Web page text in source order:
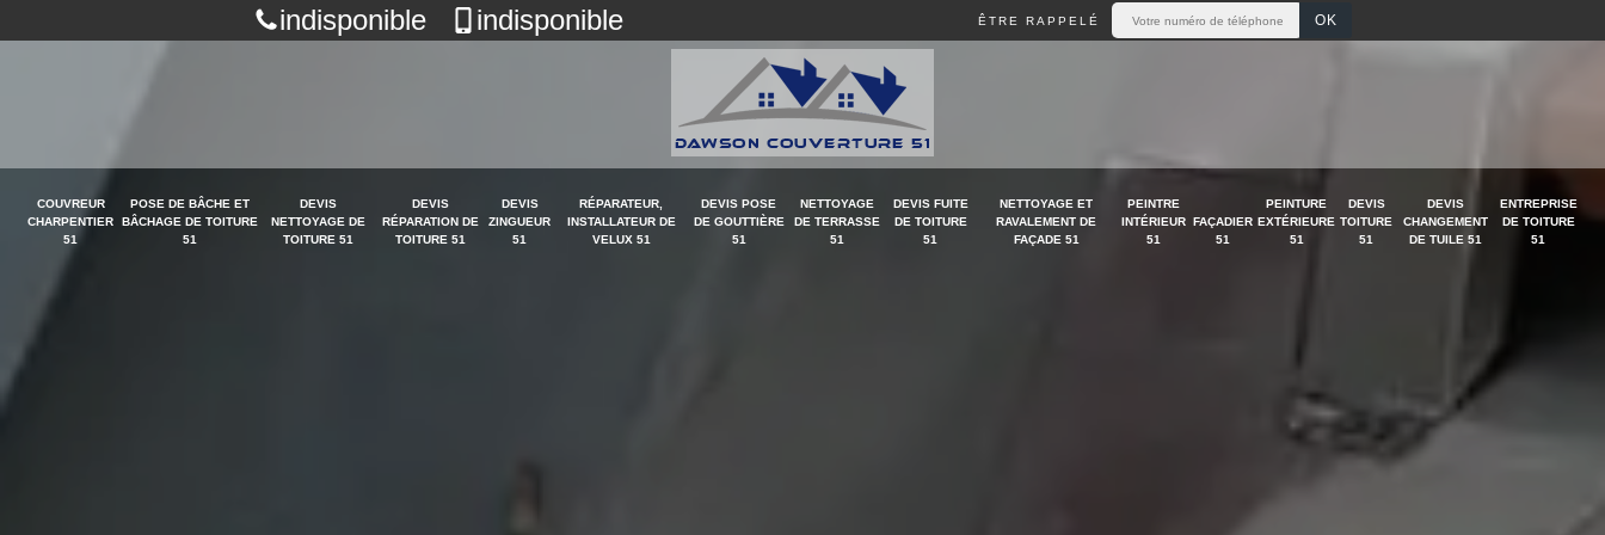
indisponible indisponible ÊTRE RAPPELÉ
COUVREUR
CHARPENTIER
51
POSE DE BÂCHE ET
BÂCHAGE DE TOITURE
51
DEVIS
NETTOYAGE DE
TOITURE 51
DEVIS
RÉPARATION DE
TOITURE 51
DEVIS
ZINGUEUR
51
RÉPARATEUR,
INSTALLATEUR DE
VELUX 51
DEVIS POSE
DE GOUTTIÈRE
51
NETTOYAGE
DE TERRASSE
51
DEVIS FUITE
DE TOITURE
51
NETTOYAGE ET
RAVALEMENT DE
FAÇADE 51
PEINTRE
INTÉRIEUR
51
FAÇADIER
51
PEINTURE
EXTÉRIEURE
51
DEVIS
TOITURE
51
DEVIS
CHANGEMENT
DE TUILE 51
ENTREPRISE
DE TOITURE
51